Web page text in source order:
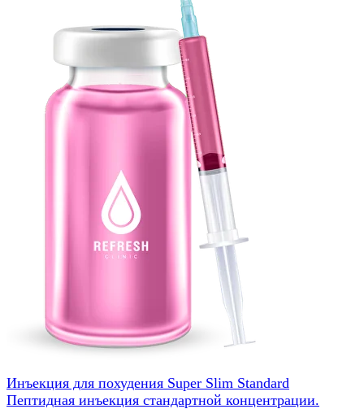
Инъекция для похудения Super Slim Standard
Пептидная инъекция стандартной концентрации.